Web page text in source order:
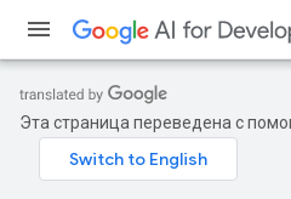
Эта страница переведена с